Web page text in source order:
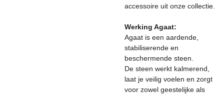
accessoire uit onze collectie.
Werking Agaat:
Agaat is een aardende,
stabiliserende en
beschermende steen.
De steen werkt kalmerend,
laat je veilig voelen en zorgt
voor zowel geestelijke als